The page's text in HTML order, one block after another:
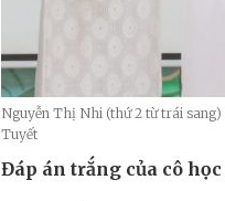
Nguyễn Thị Nhi (thứ 2 từ trái sang)
Tuyết
Đáp án trắng của cô